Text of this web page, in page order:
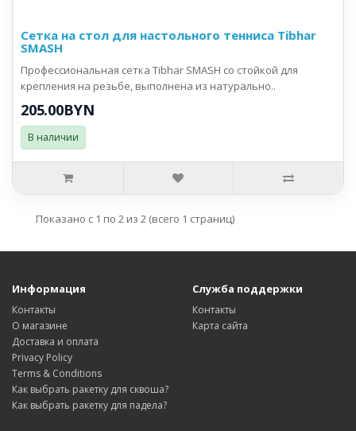
Сетка на стол для настольного тенниса Tibhar
SMASH
Профессиональная сетка Tibhar SMASH со стойкой для
крепления на резьбе, выполнена из натурально..
205.00BYN
В наличии
Показано с 1 по 2 из 2 (всего 1 страниц)
Информация
Контакты
О магазине
Доставка и оплата
Privacy Policy
Terms & Conditions
Как выбрать ракетку для сквоша?
Как выбрать ракетку для падела?
Служба поддержки
Контакты
Карта сайта